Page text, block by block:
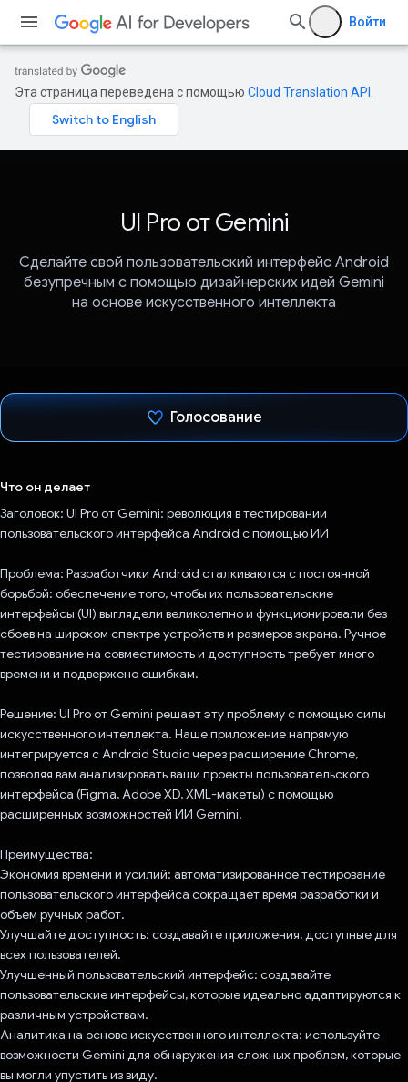
Войти
Эта страница переведена с помощью Cloud Translation API
UI Pro от Gemini
Сделайте свой пользовательский интерфейс Android
безупречным с помощью дизайнерских идей Gemini
на основе искусственного интеллекта
Голосование
Что он делает
Заголовок: UI Pro от Gemini: революция в тестировании
пользовательского интерфейса Android с помощью ИИ
Проблема: Разработчики Android сталкиваются с постоянной
борьбой: обеспечение того, чтобы их пользовательские
интерфейсы (UI) выглядели великолепно и функционировали без
сбоев на широком спектре устройств и размеров экрана. Ручное
тестирование на совместимость и доступность требует много
времени и подвержено ошибкам.
Решение: UI Pro от Gemini решает эту проблему с помощью силы
искусственного интеллекта. Наше приложение напрямую
интегрируется с Android Studio через расширение Chrome,
позволяя вам анализировать ваши проекты пользовательского
интерфейса (Figma, Adobe XD, XML-макеты) с помощью
расширенных возможностей ИИ Gemini.
Преимущества:
Экономия времени и усилий: автоматизированное тестирование
пользовательского интерфейса сокращает время разработки и
объем ручных работ.
Улучшайте доступность: создавайте приложения, доступные для
всех пользователей.
Улучшенный пользовательский интерфейс: создавайте
пользовательские интерфейсы, которые идеально адаптируются к
различным устройствам.
Аналитика на основе искусственного интеллекта: используйте
возможности Gemini для обнаружения сложных проблем, которые
вы могли упустить из виду.